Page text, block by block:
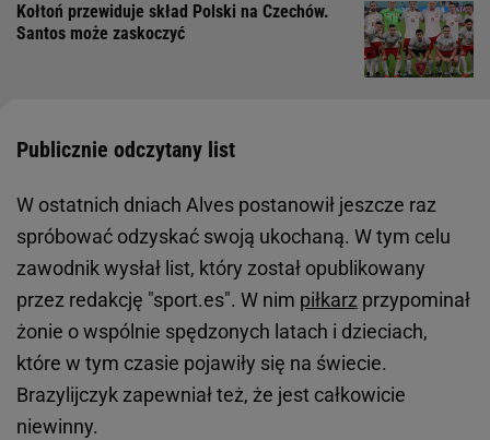
Kołtoń przewiduje skład Polski na Czechów.
Santos może zaskoczyć
Publicznie odczytany list
W ostatnich dniach Alves postanowił jeszcze raz
spróbować odzyskać swoją ukochaną. W tym celu
zawodnik wysłał list, który został opublikowany
przez redakcję "sport.es". W nim piłkarz przypominał
żonie o wspólnie spędzonych latach i dzieciach,
które w tym czasie pojawiły się na świecie.
Brazylijczyk zapewniał też, że jest całkowicie
niewinny.